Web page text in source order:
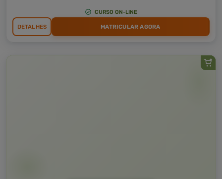
CURSO ON-LINE
DETALHES MATRICULAR AGORA